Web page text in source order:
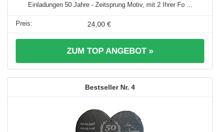
Einladungen 50 Jahre - Zeitsprung Motiv, mit 2 Ihrer Fo ...
24,00 €
ZUM TOP ANGEBOT »
4